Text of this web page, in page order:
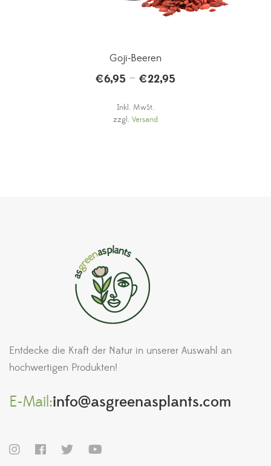
Goji-Beeren
€6,95 – €22,95
Inkl. MwSt.
zzgl. Versand
Entdecke die Kraft der Natur in unserer Auswahl an
hochwertigen Produkten!
E-Mail:info@asgreenasplants.com